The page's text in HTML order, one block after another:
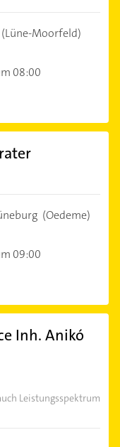
(Lüne-Moorfeld)
08:00
(Oedeme)
09:00
Inh. Anikó
Leistungsspektrum